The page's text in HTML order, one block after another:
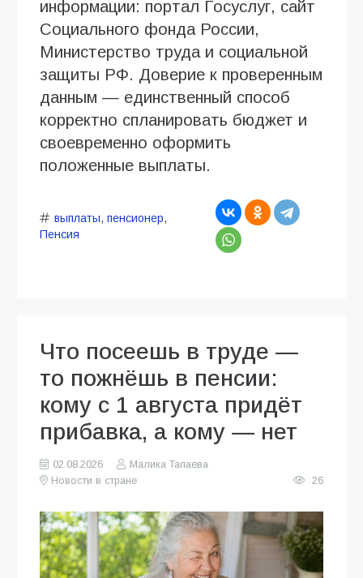
информации: портал Госуслуг, сайт
Социального фонда России,
Министерство труда и социальной
защиты РФ. Доверие к проверенным
данным — единственный способ
корректно спланировать бюджет и
своевременно оформить
положенные выплаты.
выплаты, пенсионер,
Пенсия
Что посеешь в труде —
то пожнёшь в пенсии:
кому с 1 августа придёт
прибавка, а кому — нет
02.08.2026
Малика Тапаева
Новости в стране
26